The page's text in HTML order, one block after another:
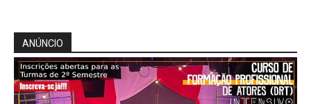
ANÚNCIO